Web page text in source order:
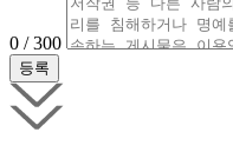
0 / 300